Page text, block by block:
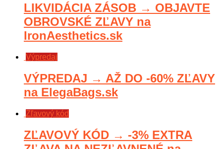
LIKVIDÁCIA ZÁSOB → OBJAVTE
OBROVSKÉ ZĽAVY na
IronAesthetics.sk
Výpredaj
VÝPREDAJ → AŽ DO -60% ZĽAVY
na ElegaBags.sk
Zľavový kód
ZĽAVOVÝ KÓD → -3% EXTRA